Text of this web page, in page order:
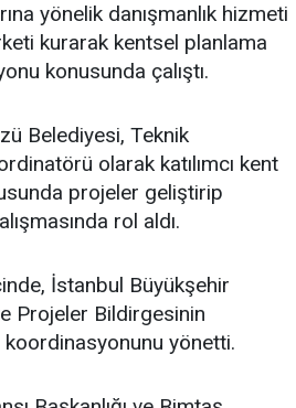
yönelik danışmanlık hizmeti
kurarak kentsel planlama
konusunda çalıştı.
Belediyesi, Teknik
olarak katılımcı kent
projeler geliştirip
rol aldı.
İstanbul Büyükşehir
Projeler Bildirgesinin
koordinasyonunu yönetti.